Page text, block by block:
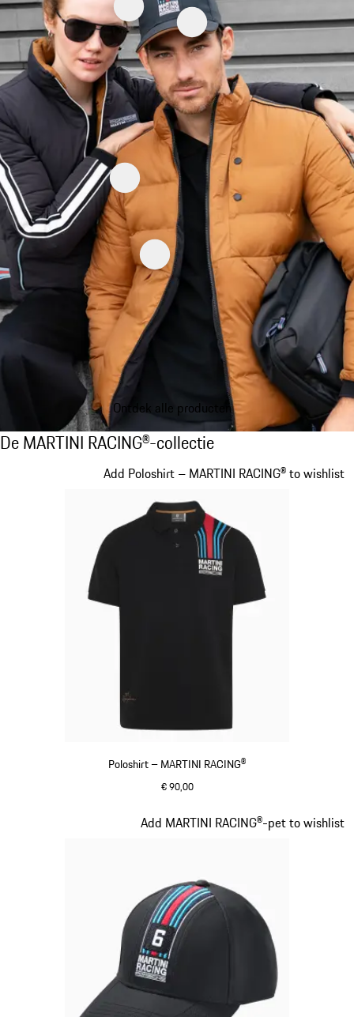
Ontdek alle producten
De MARTINI RACING®-collectie
De MARTINI RACING®-collectie
Poloshirt – MARTINI RACING®
€ 90,00
Add Poloshirt – MARTINI RACING® to wishlist
Add MARTINI RACING®-pet to wishlist